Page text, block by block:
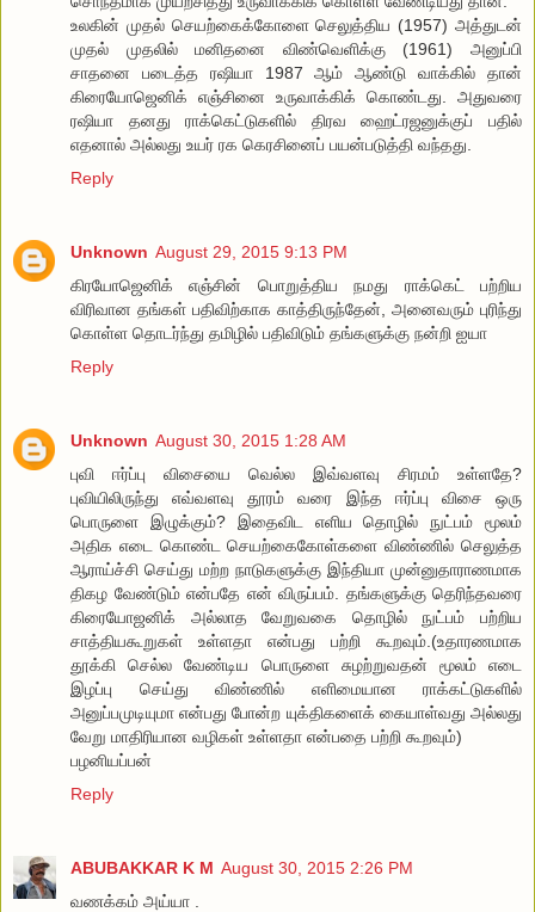
உலகின் முதல் செயற்கைக்கோளை செலுத்திய (1957) அத்துடன்
முதல் முதலில் மனிதனை விண்வெளிக்கு (1961) அனுப்பி
சாதனை படைத்த ரஷியா 1987 ஆம் ஆண்டு வாக்கில் தான்
கிரையோஜெனிக் எஞ்சினை உருவாக்கிக் கொண்டது. அதுவரை
ரஷியா தனது ராக்கெட்டுகளில் திரவ ஹைட்ரஜனுக்குப் பதில்
எதனால் அல்லது உயர் ரக கெரசினைப் பயன்படுத்தி வந்தது.
Reply
Unknown August 29, 2015 9:13 PM
கிரயோஜெனிக் எஞ்சின் பொறுத்திய நமது ராக்கெட் பற்றிய
விரிவான தங்கள் பதிவிற்காக காத்திருந்தேன், அனைவரும் புரிந்து
கொள்ள தொடர்ந்து தமிழில் பதிவிடும் தங்களுக்கு நன்றி ஐயா
Reply
Unknown August 30, 2015 1:28 AM
புவி ஈர்ப்பு விசையை வெல்ல இவ்வளவு சிரமம் உள்ளதே?
புவியிலிருந்து எவ்வளவு தூரம் வரை இந்த ஈர்ப்பு விசை ஒரு
பொருளை இழுக்கும்? இதைவிட எளிய தொழில் நுட்பம் மூலம்
அதிக எடை கொண்ட செயற்கைகோள்களை விண்ணில் செலுத்த
ஆராய்ச்சி செய்து மற்ற நாடுகளுக்கு இந்தியா முன்னுதாராணமாக
திகழ வேண்டும் என்பதே என் விருப்பம். தங்களுக்கு தெரிந்தவரை
கிரையோஜனிக் அல்லாத வேறுவகை தொழில் நுட்பம் பற்றிய
சாத்தியகூறுகள் உள்ளதா என்பது பற்றி கூறவும்.(உதாரணமாக
தூக்கி செல்ல வேண்டிய பொருளை சுழற்றுவதன் மூலம் எடை
இழப்பு செய்து விண்ணில் எளிமையான ராக்கட்டுகளில்
அனுப்பமுடியுமா என்பது போன்ற யுக்திகளைக் கையாள்வது அல்லது
வேறு மாதிரியான வழிகள் உள்ளதா என்பதை பற்றி கூறவும்)
பழனியப்பன்
Reply
ABUBAKKAR K M August 30, 2015 2:26 PM
வணக்கம் அய்யா .